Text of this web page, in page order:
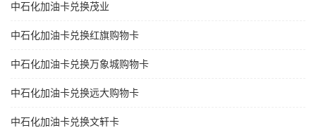
中石化加油卡兑换茂业
中石化加油卡兑换红旗购物卡
中石化加油卡兑换万象城购物卡
中石化加油卡兑换远大购物卡
中石化加油卡兑换文轩卡